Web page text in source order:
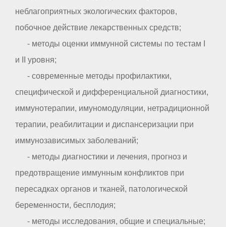
неблагоприятных экологических факторов,
побочное действие лекарственных средств;
- методы оценки иммунной системы по тестам I
и II уровня;
- современные методы профилактики,
специфической и дифференциальной диагностики,
иммунотерапии, имуномодуляции, нетрадиционной
терапии, реабилитации и диспансеризации при
иммунозависимых заболеваний;
- методы диагностики и лечения, прогноз и
предотвращение иммунным конфликтов при
пересадках органов и тканей, патологической
беременности, бесплодия;
- методы исследования, общие и специальные;